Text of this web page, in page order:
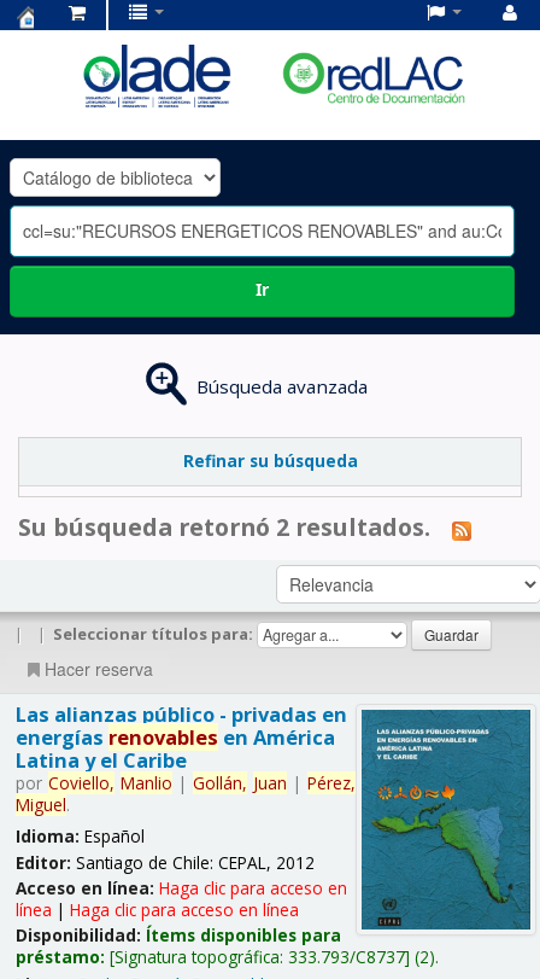
OLADE
-
Ir
Búsqueda avanzada
Refinar su búsqueda
Su búsqueda retornó 2 resultados.
| | Seleccionar títulos para:
Hacer reserva
Las alianzas público - privadas en
energías renovables en América
Latina y el Caribe
por Coviello, Manlio | Gollán, Juan | Pérez,
Miguel.
Idioma: Español
Editor: Santiago de Chile: CEPAL, 2012
Acceso en línea: Haga clic para acceso en
línea | Haga clic para acceso en línea
Disponibilidad: Ítems disponibles para
préstamo: Signatura topográfica: 333.793/C8737 (2).